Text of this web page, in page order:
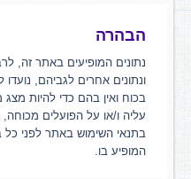
הבהרה
נתונים המופיעים באתר זה,
ונתונים אחרים לגביהם,
בכוח ואין בהם כדי להיות
עליה ו/או על הפועלים
בתנאי השימוש באתר לפני
המופיע בו.